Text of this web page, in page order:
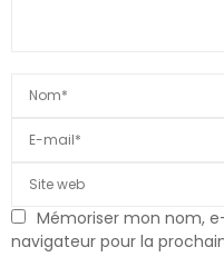
Mémoriser mon nom,
navigateur pour la